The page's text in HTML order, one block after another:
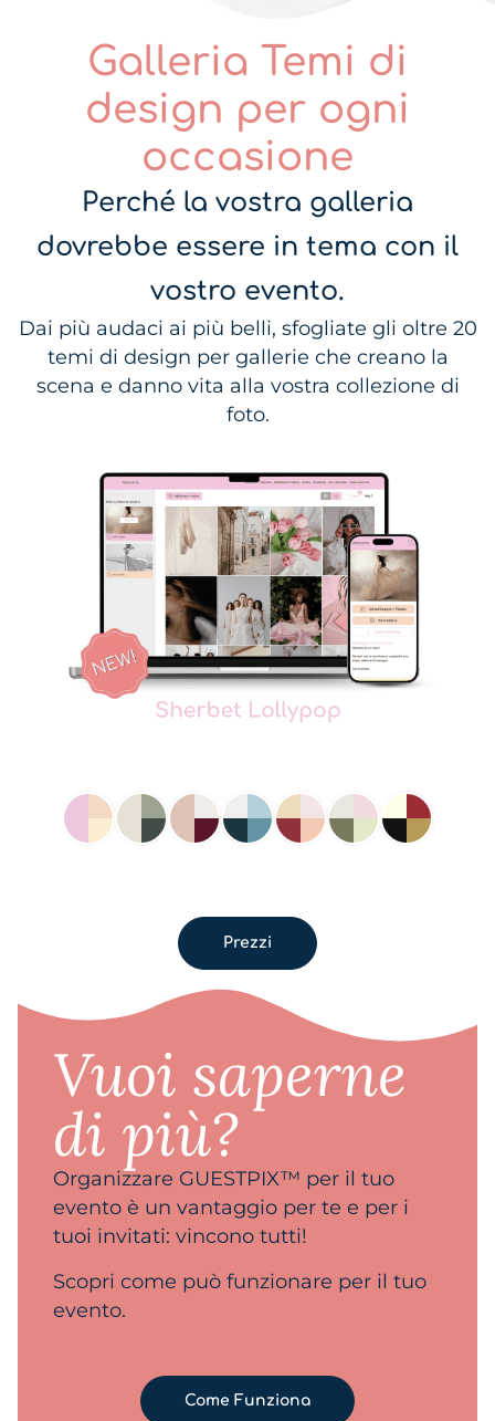
Galleria Temi di
design per ogni
occasione
Perché la vostra galleria
dovrebbe essere in tema con il
vostro evento.
Dai più audaci ai più belli, sfogliate gli oltre 20
temi di design per gallerie che creano la
scena e danno vita alla vostra collezione di
foto.
Prezzi
Vuoi saperne
di più?
Organizzare GUESTPIX™ per il tuo
evento è un vantaggio per te e per i
tuoi invitati: vincono tutti!
Scopri come può funzionare per il tuo
evento.
Come Funziona